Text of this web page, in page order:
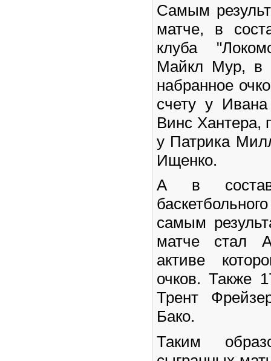
Самым
матче, в
клуба
Майкл Мур, в
набранное
счету у
Винс Хантера,
у Патрика
Ищенко.
А в составе
самым
матче стал
активе
очков. Также
Трент
Бако.
Таким